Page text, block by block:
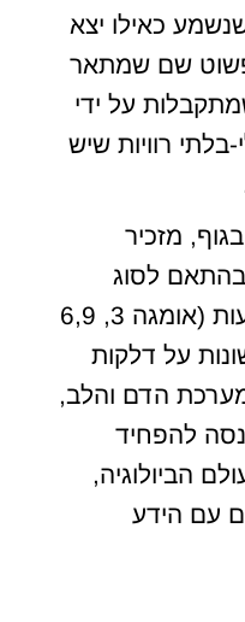
כאילו יצא
פשוט שם שמתאר
על ידי
בלתי רוויות שיש
מזכיר
לסוג
החומצה שממנה הן מגיעות (אומגה 3, 6,9
על דלקות
הדם והלב,
להפחיד
הביולוגיה,
עם הידע